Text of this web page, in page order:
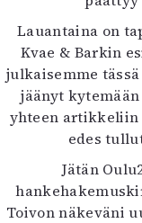
Lauantaina on
Kvae & Barkin
julkaisemme
jäänyt
yhteen artikkeliin
edes
Jätän
Toivon näkeväni